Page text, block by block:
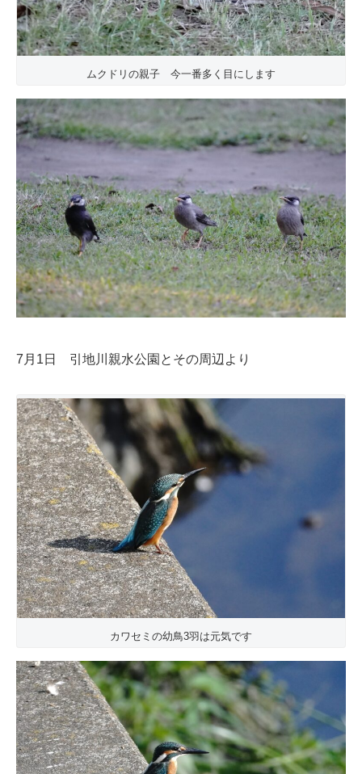
ムクドリの親子 今一番多く目にします
7月1日 引地川親水公園とその周辺より
カワセミの幼鳥3羽は元気です